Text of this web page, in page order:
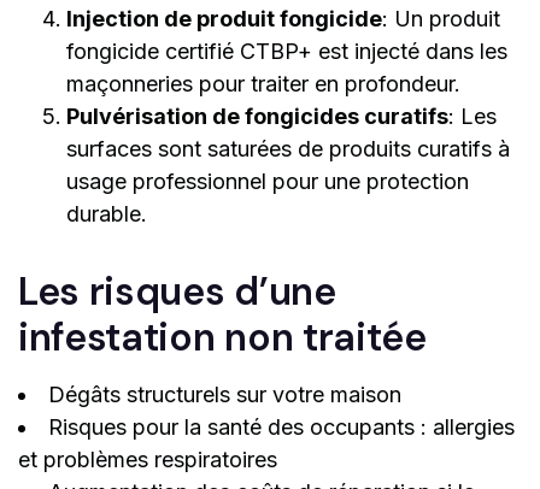
Injection de produit fongicide: Un produit
fongicide certifié CTBP+ est injecté dans les
maçonneries pour traiter en profondeur.
Pulvérisation de fongicides curatifs: Les
surfaces sont saturées de produits curatifs à
usage professionnel pour une protection
durable.
Les risques d’une
infestation non traitée
Dégâts structurels sur votre maison
Risques pour la santé des occupants : allergies
et problèmes respiratoires